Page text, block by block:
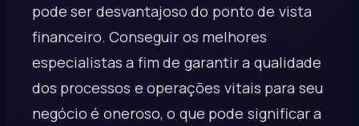
pode ser desvantajoso do ponto de vista
financeiro. Conseguir os melhores
especialistas a fim de garantir a qualidade
dos processos e operações vitais para seu
negócio é oneroso, o que pode significar a